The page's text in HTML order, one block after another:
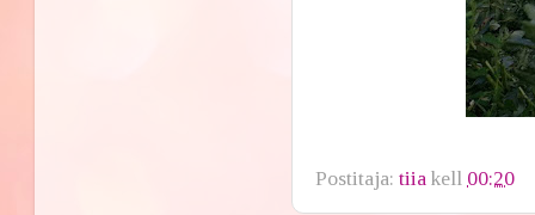
Postitaja:tiia kell 00:20